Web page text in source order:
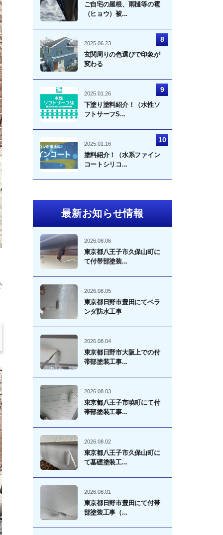
ご自宅の屋根、雨樋等の雹
（ヒョウ）被...
2025.06.23
玄関周りの色選びで印象が
変わる
2025.01.26
下塗り塗料紹介！（水性ソ
フトサーフS...
2025.01.16
塗料紹介！（水系ファイン
コートシリコ...
最新お知らせ情報
2026.08.06
東京都八王子市久保山町に
て付帯部塗装...
2026.08.05
東京都日野市豊田にてベラ
ンダ防水工事
2026.08.04
東京都日野市大阪上での付
帯部塗装工事...
2026.08.03
東京都八王子市暁町にて付
帯部塗装工事...
2026.08.02
東京都八王子市久保山町に
て基礎塗装工...
2026.08.01
東京都日野市豊田にて付帯
部塗装工事（...